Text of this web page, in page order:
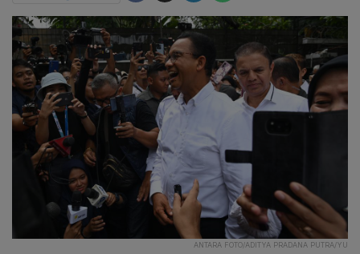
ANTARA FOTO/ADITYA PRADANA PUTRA/YU